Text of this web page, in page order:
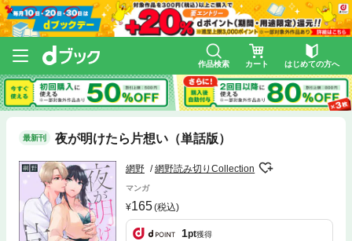
作品検索 カート はじめての方へ
最新刊 夜が明けたら片想い（単話版）
網野 網野読み切りCollection
マンガ
165(税込)
1pt獲得